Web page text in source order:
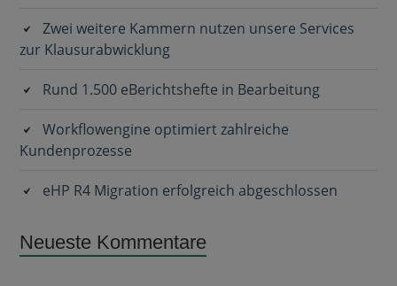
Zwei weitere Kammern nutzen unsere Services
zur Klausurabwicklung
Rund 1.500 eBerichtshefte in Bearbeitung
Workflowengine optimiert zahlreiche
Kundenprozesse
eHP R4 Migration erfolgreich abgeschlossen
Neueste Kommentare